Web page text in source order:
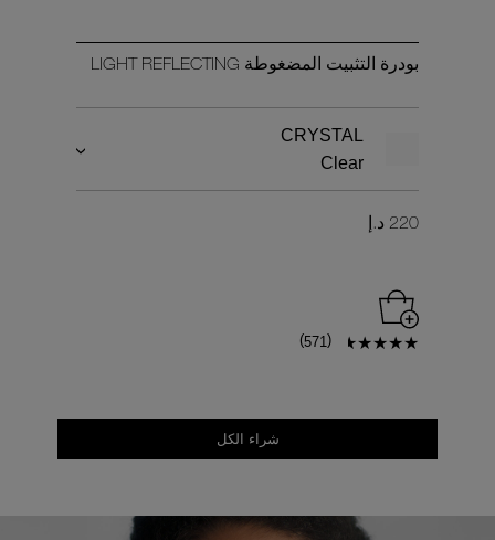
بودرة التثبيت المضغوطة LIGHT REFLECTING
CRYSTAL
Clear
220 د.إ
(
571
)
شراء الكل